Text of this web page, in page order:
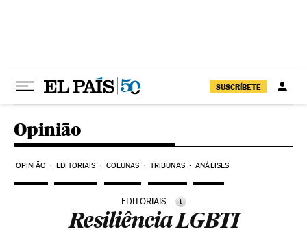
SUSCRÍBETE
Opinião
OPINIÃO EDITORIAIS COLUNAS TRIBUNAS ANÁLISES
EDITORIAIS i
Resiliência LGBTI